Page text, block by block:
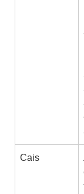
Cais